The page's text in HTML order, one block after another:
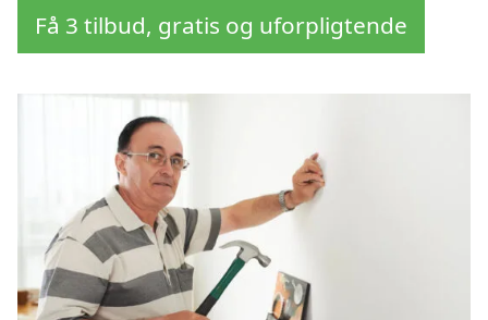
Få 3 tilbud, gratis og uforpligtende